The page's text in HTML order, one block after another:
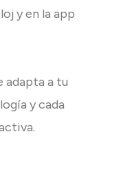
y en la app
adapta a tu
y cada